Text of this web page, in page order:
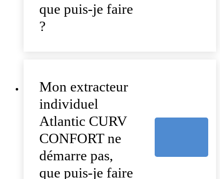
que puis-je faire
?
Mon extracteur
individuel
Atlantic CURV
CONFORT ne
démarre pas,
que puis-je faire